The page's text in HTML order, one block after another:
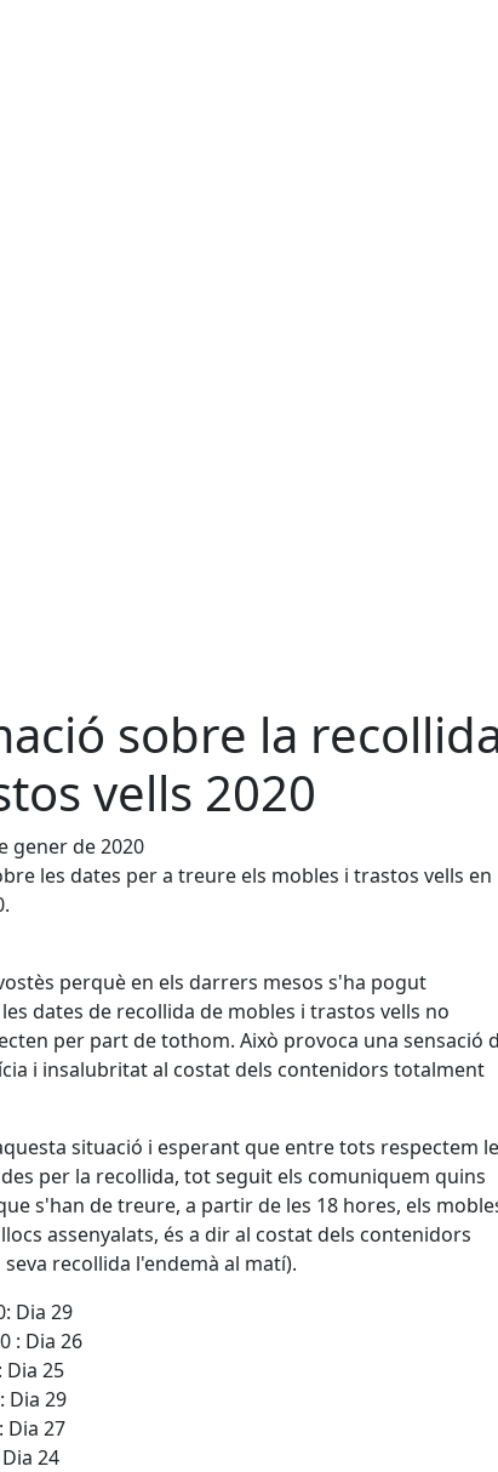
sobre la
vells 2020
gener de 2020
les dates per a treure els mobles i trastos vells en
perquè en els darrers mesos s'ha pogut
dates de recollida de mobles i trastos vells no
per part de tothom. Això provoca una sensació
i insalubritat al costat dels contenidors totalment
situació i esperant que entre tots respectem
per la recollida, tot seguit els comuniquem quins
s'han de treure, a partir de les 18 hores, els
assenyalats, és a dir al costat dels contenidors
recollida l'endemà al matí).
Dia 29
: Dia 26
Dia 25
Dia 29
Dia 27
Dia 24